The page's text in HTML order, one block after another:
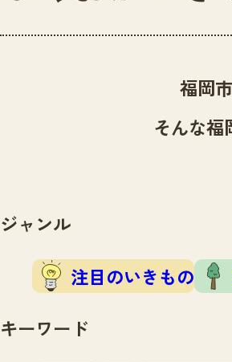
福岡
そんな福
ジャンル
注目のいきもの
キーワード